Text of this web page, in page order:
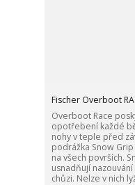
Fischer Overboot
Overboot Race
opotřebení každé
nohy v teple před
podrážka Snow
na všech površích.
usnadňují
chůzi. Nelze v nich